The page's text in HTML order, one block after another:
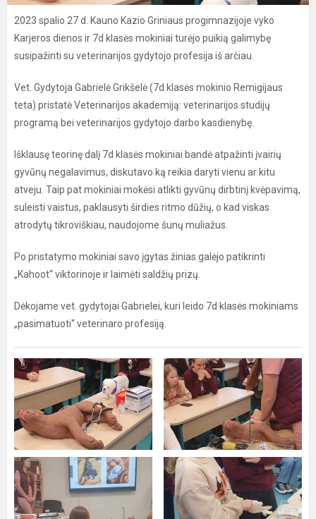
2023 spalio 27 d. Kauno Kazio Griniaus progimnazijoje vyko
Karjeros dienos ir 7d klasės mokiniai turėjo puikią galimybę
susipažinti su veterinarijos gydytojo profesija iš arčiau.
Vet. Gydytoja Gabrielė Grikšelė (7d klasės mokinio Remigijaus
teta) pristatė Veterinarijos akademiją: veterinarijos studijų
programą bei veterinarijos gydytojo darbo kasdienybę.
Išklausę teorinę dalį 7d klasės mokiniai bandė atpažinti įvairių
gyvūnų negalavimus, diskutavo ką reikia daryti vienu ar kitu
atveju. Taip pat mokiniai mokėsi atlikti gyvūnų dirbtinį kvėpavimą,
suleisti vaistus, paklausyti širdies ritmo dūžių, o kad viskas
atrodytų tikroviškiau, naudojome šunų muliažus.
Po pristatymo mokiniai savo įgytas žinias galėjo patikrinti
„Kahoot“ viktorinoje ir laimėti saldžių prizų.
Dėkojame vet. gydytojai Gabrielei, kuri leido 7d klasės mokiniams
„pasimatuoti“ veterinaro profesiją.